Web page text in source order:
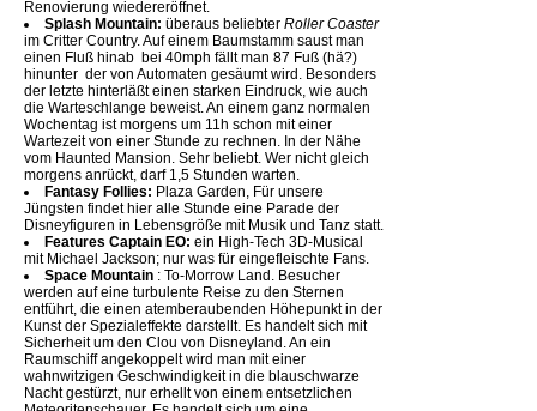
Renovierung wiedereröffnet.
Splash Mountain: überaus beliebter Roller Coaster
im Critter Country. Auf einem Baumstamm saust man
einen Fluß hinab  bei 40mph fällt man 87 Fuß (hä?)
hinunter  der von Automaten gesäumt wird. Besonders
der letzte hinterläßt einen starken Eindruck, wie auch
die Warteschlange beweist. An einem ganz normalen
Wochentag ist morgens um 11h schon mit einer
Wartezeit von einer Stunde zu rechnen. In der Nähe
vom Haunted Mansion. Sehr beliebt. Wer nicht gleich
morgens anrückt, darf 1,5 Stunden warten.
Fantasy Follies: Plaza Garden, Für unsere
Jüngsten findet hier alle Stunde eine Parade der
Disneyfiguren in Lebensgröße mit Musik und Tanz statt.
Features Captain EO: ein High-Tech 3D-Musical
mit Michael Jackson; nur was für eingefleischte Fans.
Space Mountain : To-Morrow Land. Besucher
werden auf eine turbulente Reise zu den Sternen
entführt, die einen atemberaubenden Höhepunkt in der
Kunst der Spezialeffekte darstellt. Es handelt sich mit
Sicherheit um den Clou von Disneyland. An ein
Raumschiff angekoppelt wird man mit einer
wahnwitzigen Geschwindigkeit in die blauschwarze
Nacht gestürzt, nur erhellt von einem entsetzlichen